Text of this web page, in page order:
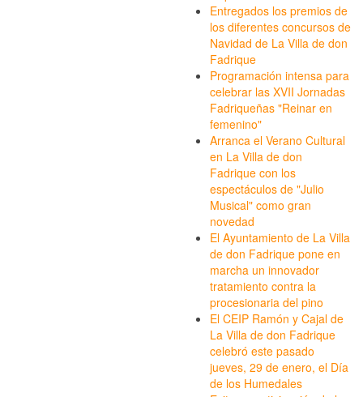
Entregados los premios de
los diferentes concursos de
Navidad de La Villa de don
Fadrique
Programación intensa para
celebrar las XVII Jornadas
Fadriqueñas "Reinar en
femenino"
Arranca el Verano Cultural
en La Villa de don
Fadrique con los
espectáculos de "Julio
Musical" como gran
novedad
El Ayuntamiento de La Villa
de don Fadrique pone en
marcha un innovador
tratamiento contra la
procesionaria del pino
El CEIP Ramón y Cajal de
La Villa de don Fadrique
celebró este pasado
jueves, 29 de enero, el Día
de los Humedales